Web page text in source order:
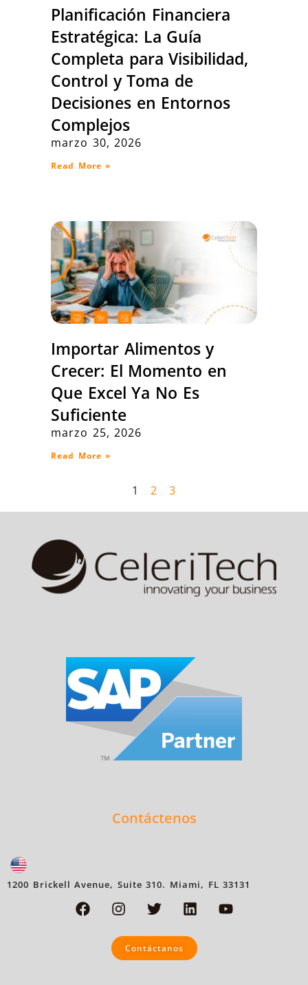
Planificación Financiera
Estratégica: La Guía
Completa para Visibilidad,
Control y Toma de
Decisiones en Entornos
Complejos
marzo 30, 2026
Read More »
Importar Alimentos y
Crecer: El Momento en
Que Excel Ya No Es
Suficiente
marzo 25, 2026
Read More »
1 2 3
Contáctenos
1200 Brickell Avenue, Suite 310. Miami, FL 33131
Contáctanos